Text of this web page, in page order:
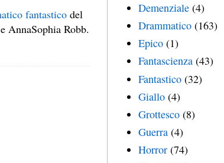
fantastico del
AnnaSophia Robb.
Demenziale (4)
Drammatico (163)
Epico (1)
Fantascienza (43)
Fantastico (32)
Giallo (4)
Grottesco (8)
Guerra (4)
Horror (74)